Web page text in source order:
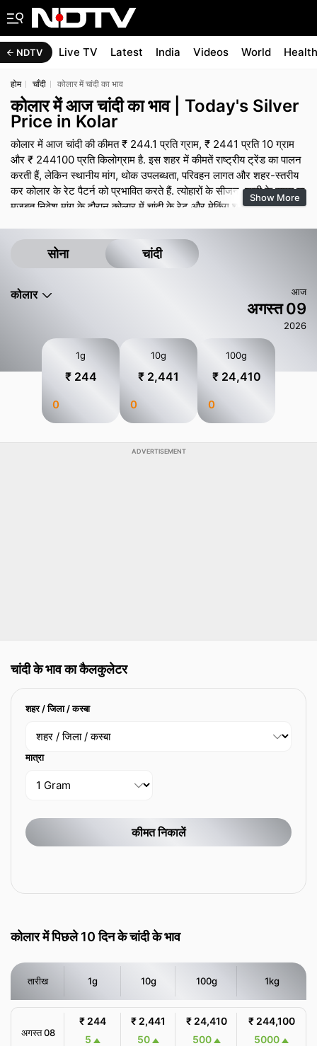
NDTV Live TV Latest India Videos World Health
होम चाँदी कोलार में चांदी का भाव
कोलार में आज चांदी का भाव | Today's Silver
Price in Kolar
कोलार में आज चांदी की कीमत ₹ 244.1 प्रति ग्राम, ₹ 2441 प्रति 10 ग्राम
और ₹ 244100 प्रति किलोग्राम है. इस शहर में कीमतें राष्ट्रीय ट्रेंड का पालन
करती हैं, लेकिन स्थानीय मांग, थोक उपलब्धता, परिवहन लागत और शहर-स्तरीय
कर कोलार के रेट पैटर्न को प्रभावित करते हैं. त्योहारों के सीजन, शादी के समय या
मजबूत निवेश मांग के दौरान कोलार में चांदी के रेट और मेकिंग चार्ज मजबूत बने रह
सकते हैं. सोने की तरह, अंतिम भुगतान में ज्वेलरी पर मेकिंग चार्ज, जीएसटी और
किसी भी डिजाइन प्रीमियम शामिल होते हैं, इसलिए बिल का ब्रेक-अप मांगना
ऑफर की तुलना करने में मदद करता है.
Show More
सोना चांदी
कोलार आज
अगस्त 09
2026
1g
₹ 244
0
10g
₹ 2,441
0
100g
₹ 24,410
0
ADVERTISEMENT
चांदी के भाव का कैलकुलेटर
शहर / जिला / कस्बा
मात्रा
कीमत निकालें
कोलार में पिछले 10 दिन के चांदी के भाव
तारीख 1g 10g 100g 1kg
अगस्त 08
₹ 244
5
₹ 2,441
50
₹ 24,410
500
₹ 244,100
5000